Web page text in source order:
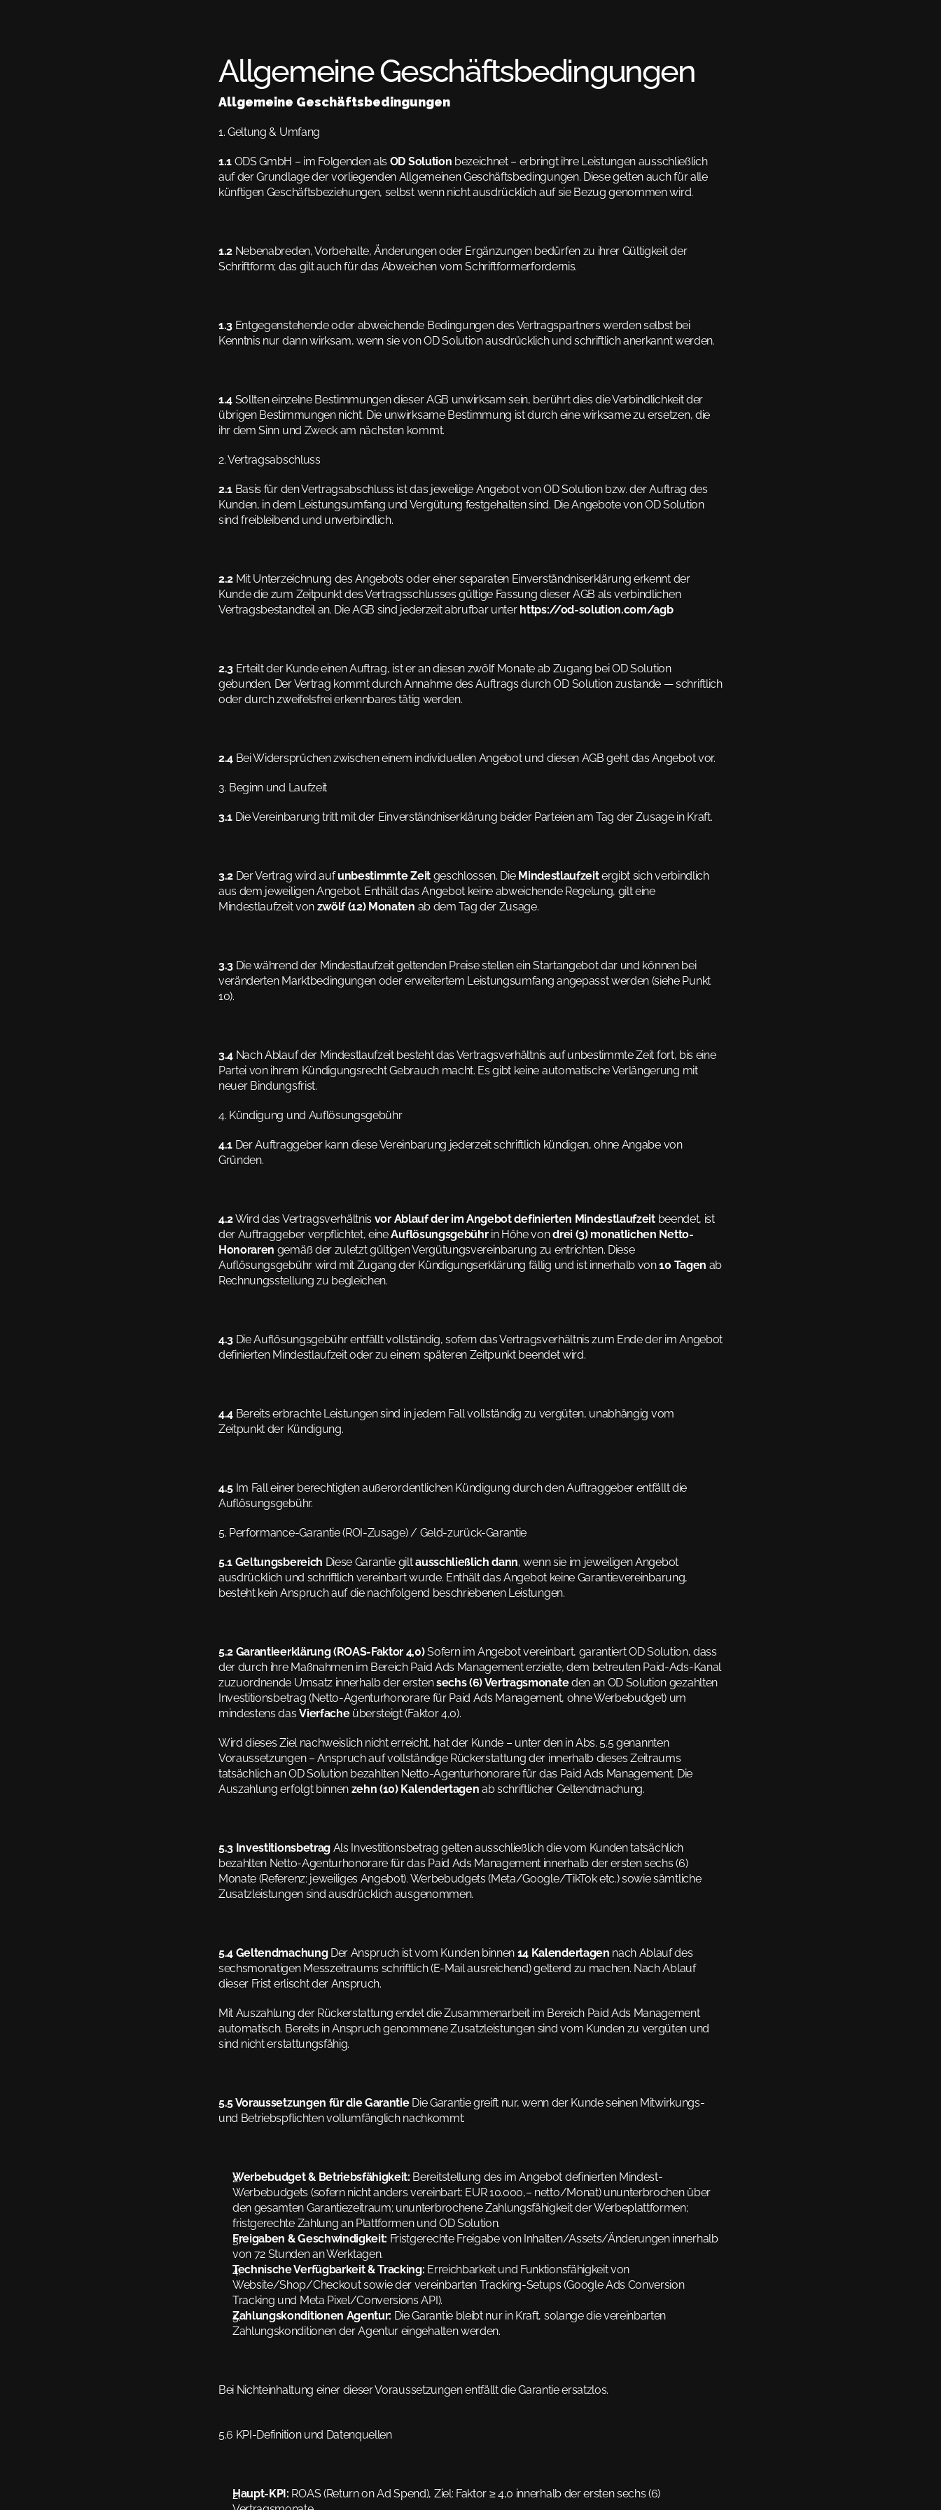
Allgemeine Geschäftsbedingungen
Allgemeine Geschäftsbedingungen
1. Geltung & Umfang
1.1 ODS GmbH – im Folgenden als OD Solution bezeichnet – erbringt ihre Leistungen ausschließlich
auf der Grundlage der vorliegenden Allgemeinen Geschäftsbedingungen. Diese gelten auch für alle
künftigen Geschäftsbeziehungen, selbst wenn nicht ausdrücklich auf sie Bezug genommen wird.
1.2 Nebenabreden, Vorbehalte, Änderungen oder Ergänzungen bedürfen zu ihrer Gültigkeit der
Schriftform; das gilt auch für das Abweichen vom Schriftformerfordernis.
1.3 Entgegenstehende oder abweichende Bedingungen des Vertragspartners werden selbst bei
Kenntnis nur dann wirksam, wenn sie von OD Solution ausdrücklich und schriftlich anerkannt werden.
1.4 Sollten einzelne Bestimmungen dieser AGB unwirksam sein, berührt dies die Verbindlichkeit der
übrigen Bestimmungen nicht. Die unwirksame Bestimmung ist durch eine wirksame zu ersetzen, die
ihr dem Sinn und Zweck am nächsten kommt.
2. Vertragsabschluss
2.1 Basis für den Vertragsabschluss ist das jeweilige Angebot von OD Solution bzw. der Auftrag des
Kunden, in dem Leistungsumfang und Vergütung festgehalten sind. Die Angebote von OD Solution
sind freibleibend und unverbindlich.
2.2 Mit Unterzeichnung des Angebots oder einer separaten Einverständniserklärung erkennt der
Kunde die zum Zeitpunkt des Vertragsschlusses gültige Fassung dieser AGB als verbindlichen
Vertragsbestandteil an. Die AGB sind jederzeit abrufbar unter https://od-solution.com/agb
2.3 Erteilt der Kunde einen Auftrag, ist er an diesen zwölf Monate ab Zugang bei OD Solution
gebunden. Der Vertrag kommt durch Annahme des Auftrags durch OD Solution zustande — schriftlich
oder durch zweifelsfrei erkennbares tätig werden.
2.4 Bei Widersprüchen zwischen einem individuellen Angebot und diesen AGB geht das Angebot vor.
3. Beginn und Laufzeit
3.1 Die Vereinbarung tritt mit der Einverständniserklärung beider Parteien am Tag der Zusage in Kraft.
3.2 Der Vertrag wird auf unbestimmte Zeit geschlossen. Die Mindestlaufzeit ergibt sich verbindlich
aus dem jeweiligen Angebot. Enthält das Angebot keine abweichende Regelung, gilt eine
Mindestlaufzeit von zwölf (12) Monaten ab dem Tag der Zusage.
3.3 Die während der Mindestlaufzeit geltenden Preise stellen ein Startangebot dar und können bei
veränderten Marktbedingungen oder erweitertem Leistungsumfang angepasst werden (siehe Punkt
10).
3.4 Nach Ablauf der Mindestlaufzeit besteht das Vertragsverhältnis auf unbestimmte Zeit fort, bis eine
Partei von ihrem Kündigungsrecht Gebrauch macht. Es gibt keine automatische Verlängerung mit
neuer Bindungsfrist.
4. Kündigung und Auflösungsgebühr
4.1 Der Auftraggeber kann diese Vereinbarung jederzeit schriftlich kündigen, ohne Angabe von
Gründen.
4.2 Wird das Vertragsverhältnis vor Ablauf der im Angebot definierten Mindestlaufzeit beendet, ist
der Auftraggeber verpflichtet, eine Auflösungsgebühr in Höhe von drei (3) monatlichen Netto-
Honoraren gemäß der zuletzt gültigen Vergütungsvereinbarung zu entrichten. Diese
Auflösungsgebühr wird mit Zugang der Kündigungserklärung fällig und ist innerhalb von 10 Tagen ab
Rechnungsstellung zu begleichen.
4.3 Die Auflösungsgebühr entfällt vollständig, sofern das Vertragsverhältnis zum Ende der im Angebot
definierten Mindestlaufzeit oder zu einem späteren Zeitpunkt beendet wird.
4.4 Bereits erbrachte Leistungen sind in jedem Fall vollständig zu vergüten, unabhängig vom
Zeitpunkt der Kündigung.
4.5 Im Fall einer berechtigten außerordentlichen Kündigung durch den Auftraggeber entfällt die
Auflösungsgebühr.
5. Performance-Garantie (ROI-Zusage) / Geld-zurück-Garantie
5.1 Geltungsbereich Diese Garantie gilt ausschließlich dann, wenn sie im jeweiligen Angebot
ausdrücklich und schriftlich vereinbart wurde. Enthält das Angebot keine Garantievereinbarung,
besteht kein Anspruch auf die nachfolgend beschriebenen Leistungen.
5.2 Garantieerklärung (ROAS-Faktor 4,0) Sofern im Angebot vereinbart, garantiert OD Solution, dass
der durch ihre Maßnahmen im Bereich Paid Ads Management erzielte, dem betreuten Paid-Ads-Kanal
zuzuordnende Umsatz innerhalb der ersten sechs (6) Vertragsmonate den an OD Solution gezahlten
Investitionsbetrag (Netto-Agenturhonorare für Paid Ads Management, ohne Werbebudget) um
mindestens das Vierfache übersteigt (Faktor 4,0).
Wird dieses Ziel nachweislich nicht erreicht, hat der Kunde – unter den in Abs. 5.5 genannten
Voraussetzungen – Anspruch auf vollständige Rückerstattung der innerhalb dieses Zeitraums
tatsächlich an OD Solution bezahlten Netto-Agenturhonorare für das Paid Ads Management. Die
Auszahlung erfolgt binnen zehn (10) Kalendertagen ab schriftlicher Geltendmachung.
5.3 Investitionsbetrag Als Investitionsbetrag gelten ausschließlich die vom Kunden tatsächlich
bezahlten Netto-Agenturhonorare für das Paid Ads Management innerhalb der ersten sechs (6)
Monate (Referenz: jeweiliges Angebot). Werbebudgets (Meta/Google/TikTok etc.) sowie sämtliche
Zusatzleistungen sind ausdrücklich ausgenommen.
5.4 Geltendmachung Der Anspruch ist vom Kunden binnen 14 Kalendertagen nach Ablauf des
sechsmonatigen Messzeitraums schriftlich (E-Mail ausreichend) geltend zu machen. Nach Ablauf
dieser Frist erlischt der Anspruch.
Mit Auszahlung der Rückerstattung endet die Zusammenarbeit im Bereich Paid Ads Management
automatisch. Bereits in Anspruch genommene Zusatzleistungen sind vom Kunden zu vergüten und
sind nicht erstattungsfähig.
5.5 Voraussetzungen für die Garantie Die Garantie greift nur, wenn der Kunde seinen Mitwirkungs-
und Betriebspflichten vollumfänglich nachkommt:
Werbebudget & Betriebsfähigkeit: Bereitstellung des im Angebot definierten Mindest-
Werbebudgets (sofern nicht anders vereinbart: EUR 10.000,– netto/Monat) ununterbrochen über
den gesamten Garantiezeitraum; ununterbrochene Zahlungsfähigkeit der Werbeplattformen;
fristgerechte Zahlung an Plattformen und OD Solution.
Freigaben & Geschwindigkeit: Fristgerechte Freigabe von Inhalten/Assets/Änderungen innerhalb
von 72 Stunden an Werktagen.
Technische Verfügbarkeit & Tracking: Erreichbarkeit und Funktionsfähigkeit von
Website/Shop/Checkout sowie der vereinbarten Tracking-Setups (Google Ads Conversion
Tracking und Meta Pixel/Conversions API).
Zahlungskonditionen Agentur: Die Garantie bleibt nur in Kraft, solange die vereinbarten
Zahlungskonditionen der Agentur eingehalten werden.
Bei Nichteinhaltung einer dieser Voraussetzungen entfällt die Garantie ersatzlos.
5.6 KPI-Definition und Datenquellen
Haupt-KPI: ROAS (Return on Ad Spend), Ziel: Faktor ≥ 4,0 innerhalb der ersten sechs (6)